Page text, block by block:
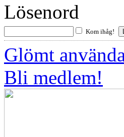
Lösenord
Kom ihåg!
Glömt
Bli medlem!